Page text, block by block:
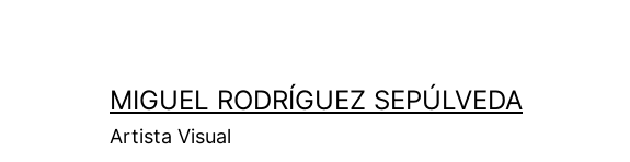
MIGUEL RODRÍGUEZ SEPÚLVEDA
Artista Visual